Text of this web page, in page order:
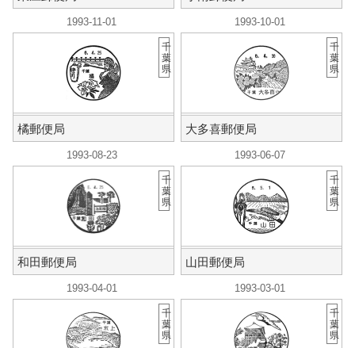
1993-11-01
橘郵便局
千
葉
県
1993-10-01
大多喜郵便局
千
葉
県
1993-08-23
和田郵便局
千
葉
県
1993-06-07
山田郵便局
千
葉
県
1993-04-01
千
葉
県
1993-03-01
千
葉
県